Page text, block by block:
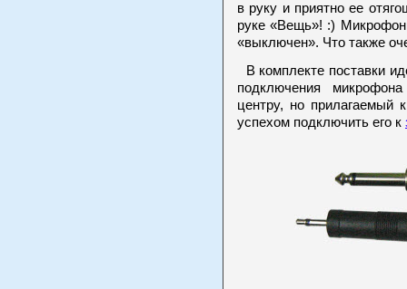
в руку и приятно ее
руке «Вещь»! :)
«выключен». Что также
В комплекте поставки
подключения
центру, но прилагаемый
успехом подключить его к